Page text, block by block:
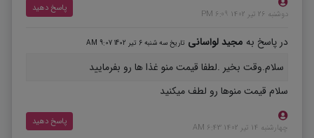
دوشنبه 26 تیر 1402 6:09 PM
پاسخ دهید
در پاسخ به مجید لواسانی تاریخ سه شنبه 6 تیر 1402 9:07 AM
سلام.وقت بخیر .لطفا قیمت منو غذا ها رو بفرمایید
سلام قیمت منوها رو لطف میکنید
چهارشنبه 14 تیر 1402 6:43 AM
پاسخ دهید